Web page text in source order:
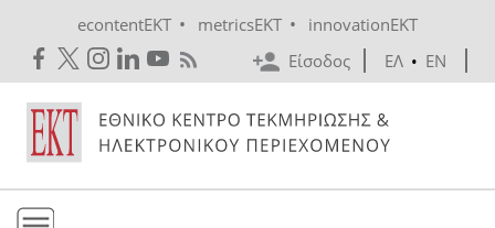
econtentEKT • metricsEKT •
innovationEKT
Είσοδος
ΕΛ • EN